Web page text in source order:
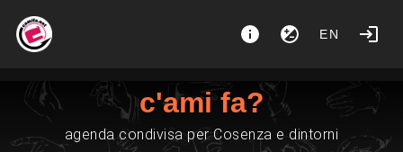
EN
c'ami fa?
agenda condivisa per Cosenza e dintorni